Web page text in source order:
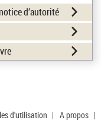
d’autorité
d'utilisation | A propos |